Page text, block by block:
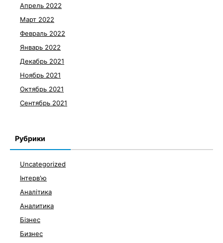
Апрель 2022
Март 2022
Февраль 2022
Январь 2022
Декабрь 2021
Ноябрь 2021
Октябрь 2021
Сентябрь 2021
Рубрики
Uncategorized
Інтерв'ю
Аналітика
Аналитика
Бізнес
Бизнес